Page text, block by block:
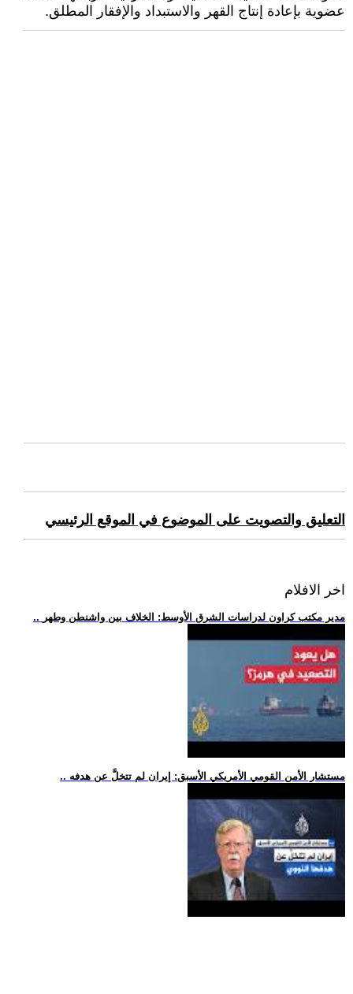
عضوية بإعادة إنتاج القهر والاستبداد والإفقار المطلق.
التعليق والتصويت على الموضوع في الموقع الرئيسي
اخر الافلام
.. مدير مكتب كراون لدراسات الشرق الأوسط: الخلاف بين واشنطن وطهر
.. مستشار الأمن القومي الأمريكي الأسبق: إيران لم تتخلَّ عن هدفه